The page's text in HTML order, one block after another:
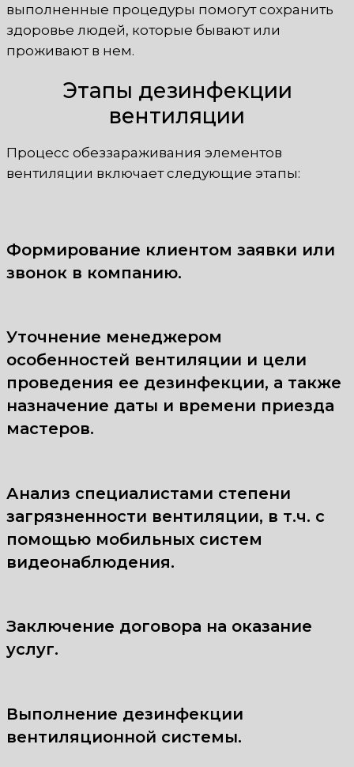
выполненные процедуры помогут сохранить
здоровье людей, которые бывают или
проживают в нем.
Этапы дезинфекции
вентиляции
Процесс обеззараживания элементов
вентиляции включает следующие этапы:
Формирование клиентом заявки или
звонок в компанию.
Уточнение менеджером
особенностей вентиляции и цели
проведения ее дезинфекции, а также
назначение даты и времени приезда
мастеров.
Анализ специалистами степени
загрязненности вентиляции, в т.ч. с
помощью мобильных систем
видеонаблюдения.
Заключение договора на оказание
услуг.
Выполнение дезинфекции
вентиляционной системы.